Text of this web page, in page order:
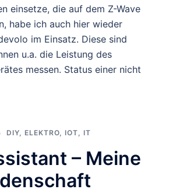
einsetze, die auf dem Z-Wave
habe ich auch hier wieder
im Einsatz. Diese sind
u.a. die Leistung des
messen. Status einer nicht
DIY, ELEKTRO, IOT, IT
– Meine